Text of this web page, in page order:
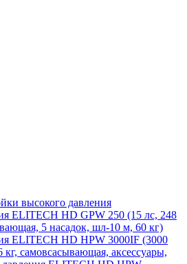
высокого давления
ELITECH HD GPW 250 (15 лс, 248
5 насадок, шл-10 м, 60 кг)
ELITECH HD HPW 3000IF (3000
самовсасывающая, аксессуары,